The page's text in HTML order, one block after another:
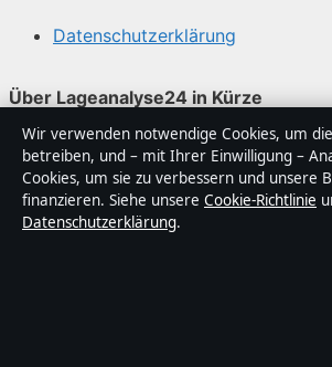
Datenschutzerklärung
Über Lageanalyse24 in Kürze
Lageanalyse24 ist ein unabhängiger
Nachrichtenanbieter mit Fokus auf
Technik und Gesellschaft in
trägt eine Byline, wird von einem
Wir verwenden notwendige Cookies, um
betreiben, und – mit Ihrer Einwilligung –
Cookies, um sie zu verbessern und unsere
finanzieren. Siehe unsere Cookie-Richtlinie
Datenschutzerklärung.